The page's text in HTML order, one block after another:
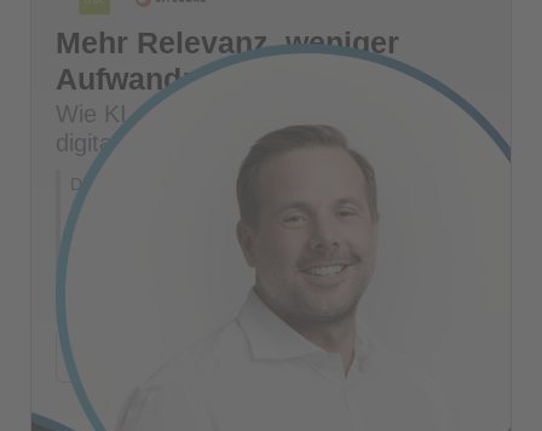
Mehr Relevanz, weniger
Aufwand:
Wie KI, Search und Personalisierung
digitale Experiences skalieren
Digitale Teams sollen immer mehr Zielgruppen,
Kanäle und Inhalte bedienen – mit begrenzten
Ressourcen. Wir zeigen, wie Daten, Personalisierung,
Search und Agentic Content Creation
zusammenspielen, um digitale Experiences...
Mehr Details